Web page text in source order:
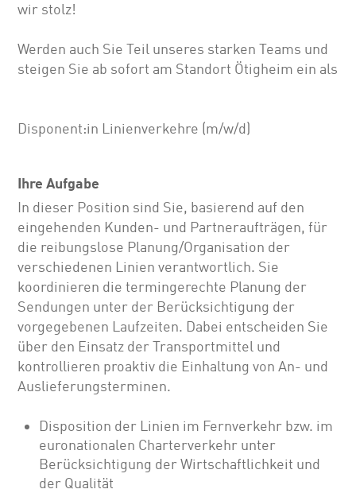
wir stolz!
Werden auch Sie Teil unseres starken Teams und
steigen Sie ab sofort am Standort Ötigheim ein als
Disponent:in Linienverkehre (m/w/d)
Ihre Aufgabe
In dieser Position sind Sie, basierend auf den
eingehenden Kunden- und Partneraufträgen, für
die reibungslose Planung/Organisation der
verschiedenen Linien verantwortlich. Sie
koordinieren die termingerechte Planung der
Sendungen unter der Berücksichtigung der
vorgegebenen Laufzeiten. Dabei entscheiden Sie
über den Einsatz der Transportmittel und
kontrollieren proaktiv die Einhaltung von An- und
Auslieferungsterminen.
Disposition der Linien im Fernverkehr bzw. im
euronationalen Charterverkehr unter
Berücksichtigung der Wirtschaftlichkeit und
der Qualität